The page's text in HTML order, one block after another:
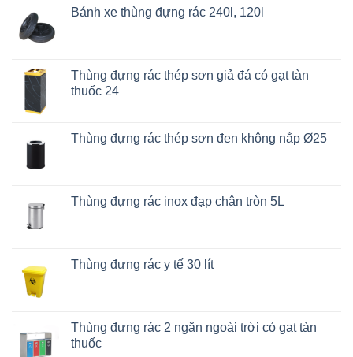
Bánh xe thùng đựng rác 240l, 120l
Thùng đựng rác thép sơn giả đá có gạt tàn
thuốc 24
Thùng đựng rác thép sơn đen không nắp Ø25
Thùng đựng rác inox đạp chân tròn 5L
Thùng đựng rác y tế 30 lít
Thùng đựng rác 2 ngăn ngoài trời có gạt tàn
thuốc